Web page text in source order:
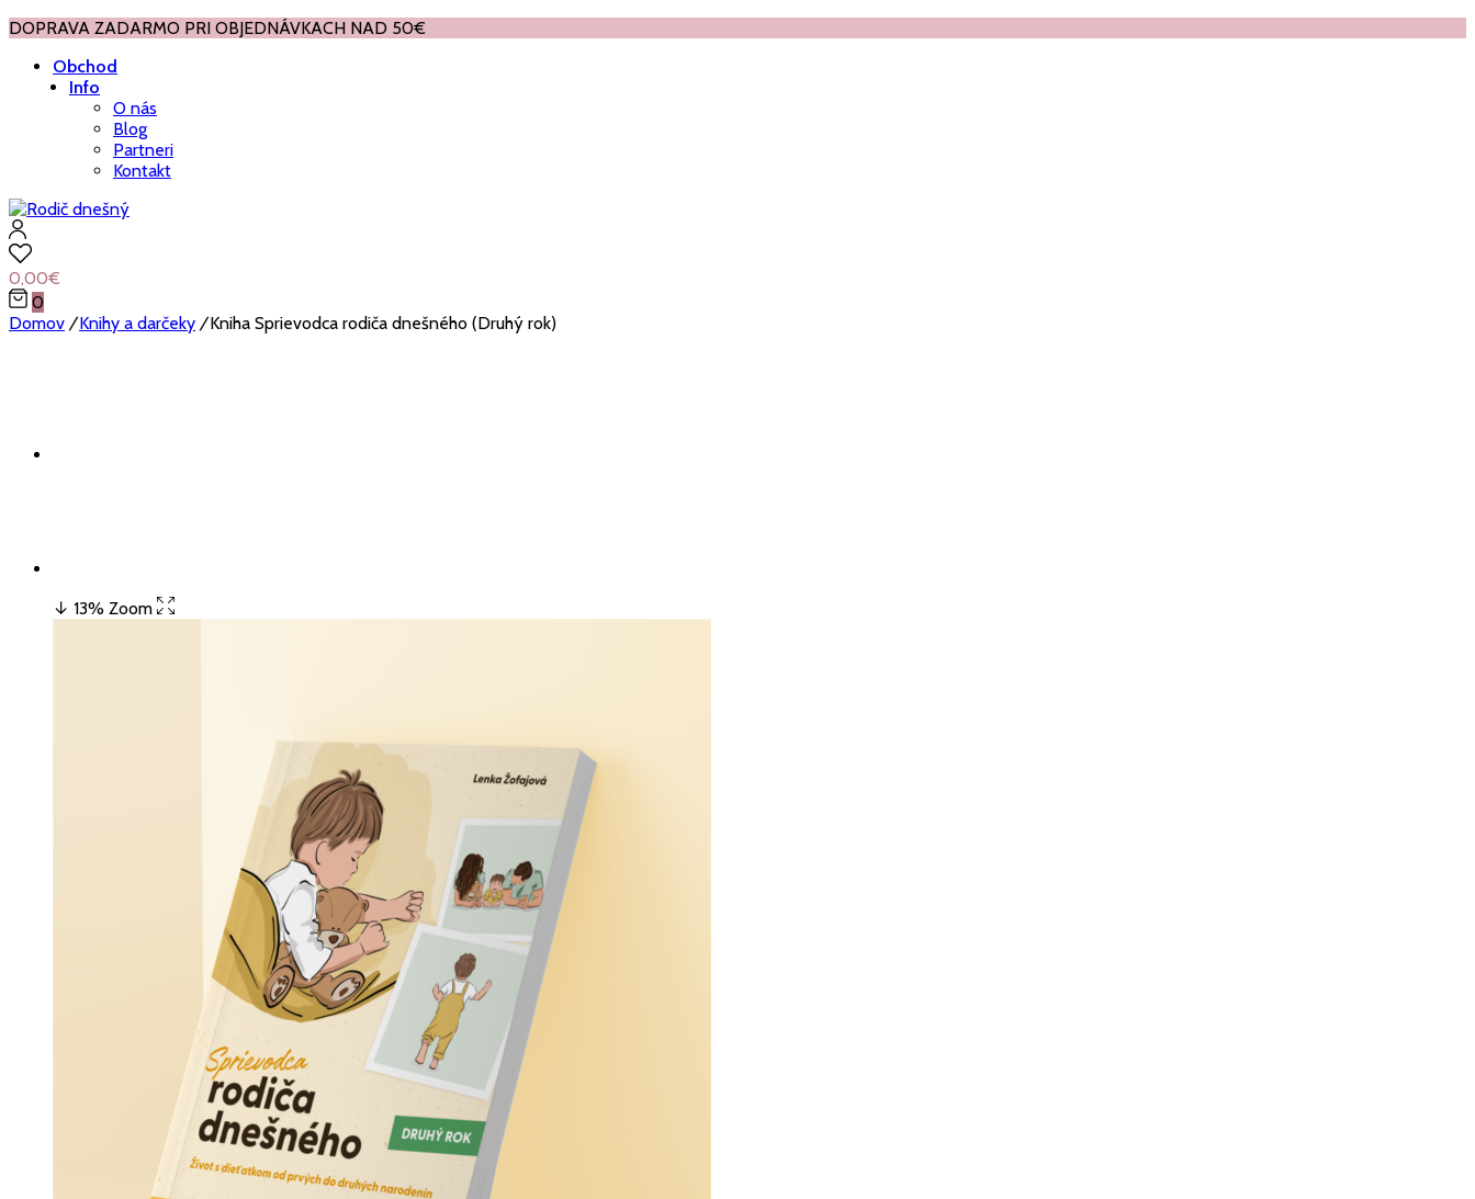
DOPRAVA ZADARMO PRI OBJEDNÁVKACH NAD 50€
Obchod
Info
O nás
Blog
Partneri
Kontakt
0,00€
0
Domov / Knihy a darčeky /Kniha Sprievodca rodiča dnešného (Druhý rok)
↓ 13% Zoom